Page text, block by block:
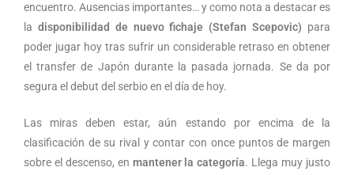
encuentro. Ausencias importantes… y como nota a destacar es
la disponibilidad de nuevo fichaje (Stefan Scepovic) para
poder jugar hoy tras sufrir un considerable retraso en obtener
el transfer de Japón durante la pasada jornada. Se da por
segura el debut del serbio en el día de hoy.
Las miras deben estar, aún estando por encima de la
clasificación de su rival y contar con once puntos de margen
sobre el descenso, en mantener la categoría. Llega muy justo